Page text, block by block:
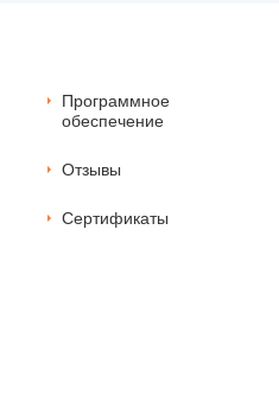
Программное
обеспечение
Отзывы
Сертификаты